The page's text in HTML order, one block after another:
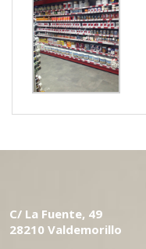
C/ La Fuente, 49
28210 Valdemorillo